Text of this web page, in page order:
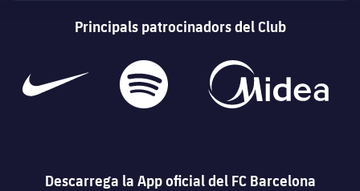
Principals patrocinadors del Club
Descarrega la App oficial del FC Barcelona